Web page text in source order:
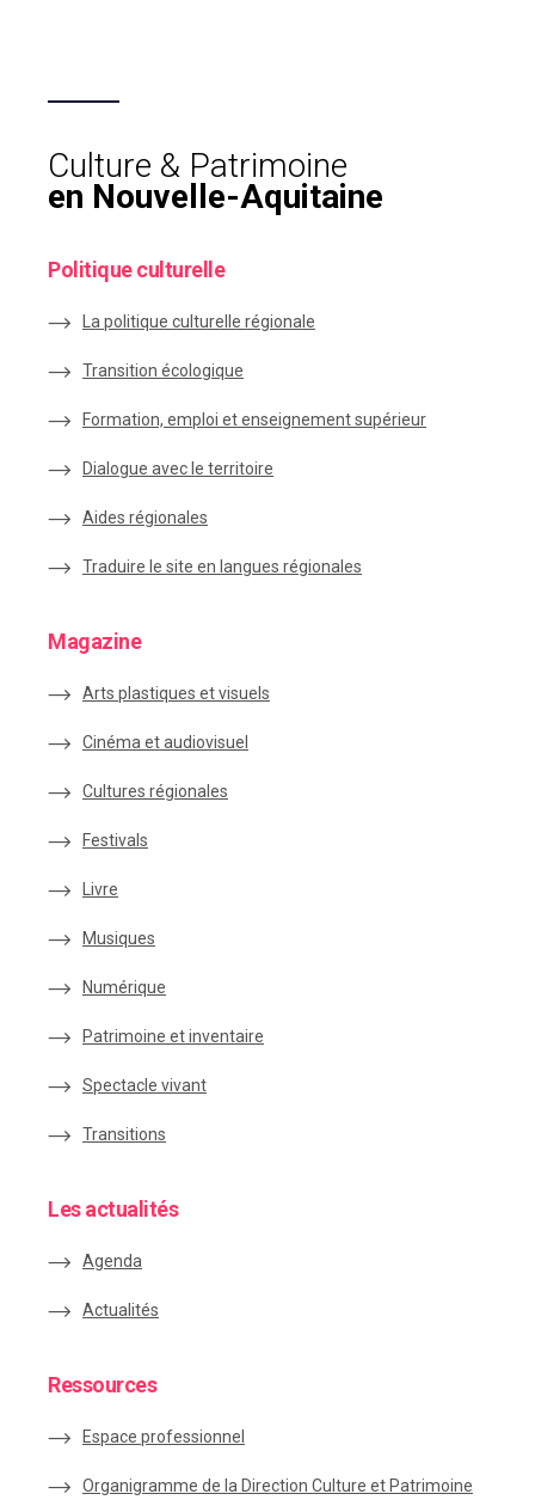
Culture & Patrimoine
en Nouvelle-Aquitaine
Politique culturelle
La politique culturelle régionale
Transition écologique
Formation, emploi et enseignement supérieur
Dialogue avec le territoire
Aides régionales
Traduire le site en langues régionales
Magazine
Arts plastiques et visuels
Cinéma et audiovisuel
Cultures régionales
Festivals
Livre
Musiques
Numérique
Patrimoine et inventaire
Spectacle vivant
Transitions
Les actualités
Agenda
Actualités
Ressources
Espace professionnel
Organigramme de la Direction Culture et Patrimoine